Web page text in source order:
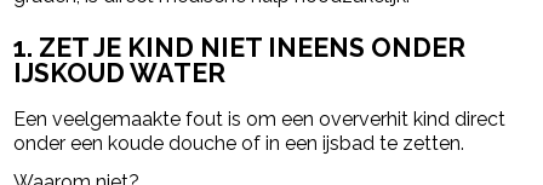
1. ZET JE KIND NIET INEENS ONDER
IJSKOUD WATER
Een veelgemaakte fout is om een oververhit kind direct
onder een koude douche of in een ijsbad te zetten.